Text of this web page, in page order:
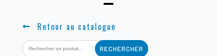
Retour au catalogue
Search
for: